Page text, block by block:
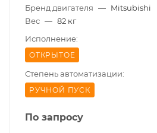
Бренд двигателя — Mitsubishi
Вес — 82 кг
Исполнение:
ОТКРЫТОЕ
Степень автоматизации:
РУЧНОЙ ПУСК
По запросу